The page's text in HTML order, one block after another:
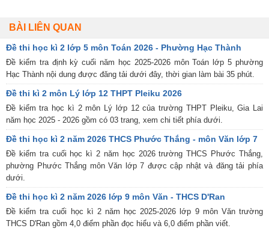
BÀI LIÊN QUAN
Đề thi học kì 2 lớp 5 môn Toán 2026 - Phường Hạc Thành
Đề kiểm tra định kỳ cuối năm học 2025-2026 môn Toán lớp 5 phường
Hạc Thành nội dung được đăng tải dưới đây, thời gian làm bài 35 phút.
Đề thi kì 2 môn Lý lớp 12 THPT Pleiku 2026
Đề kiểm tra học kì 2 môn Lý lớp 12 của trường THPT Pleiku, Gia Lai
năm học 2025 - 2026 gồm có 03 trang, xem chi tiết phía dưới.
Đề thi học kì 2 năm 2026 THCS Phước Thắng - môn Văn lớp 7
Đề kiểm tra cuối học kì 2 năm học 2026 trường THCS Phước Thắng,
phường Phước Thắng môn Văn lớp 7 được cập nhật và đăng tải phía
dưới.
Đề thi học kì 2 năm 2026 lớp 9 môn Văn - THCS D'Ran
Đề kiểm tra cuối học kì 2 năm học 2025-2026 lớp 9 môn Văn trường
THCS D'Ran gồm 4,0 điểm phần đọc hiểu và 6,0 điểm phần viết.